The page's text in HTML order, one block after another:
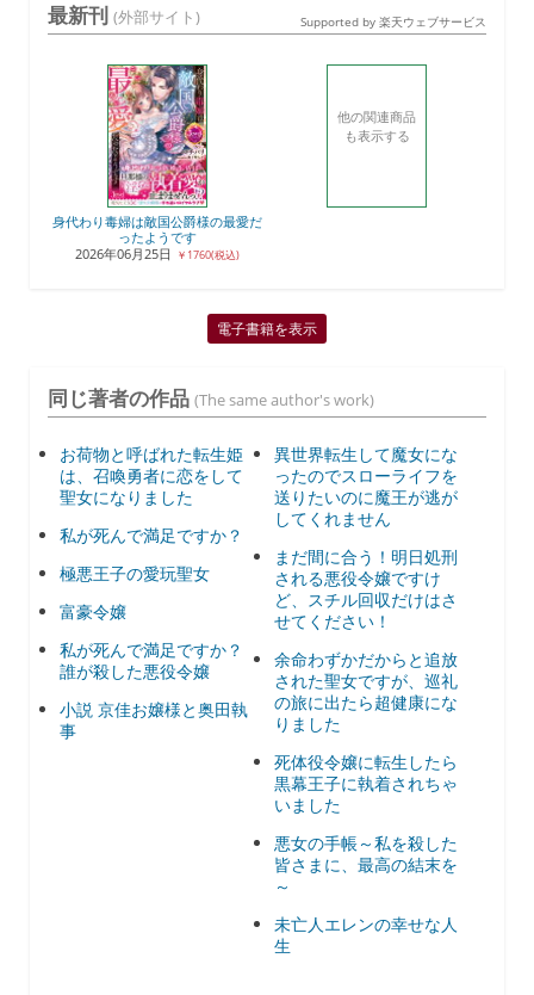
最新刊 (外部サイト) Supported by 楽天ウェブサービス
身代わり毒婦は敵国公爵様の最愛だ
ったようです
2026年06月25日
￥1760(税込)
他の関連商品
も表示する
電子書籍を表示
同じ著者の作品 (The same author's work)
お荷物と呼ばれた転生姫
は、召喚勇者に恋をして
聖女になりました
私が死んで満足ですか？
極悪王子の愛玩聖女
富豪令嬢
私が死んで満足ですか？
誰が殺した悪役令嬢
小説 京佳お嬢様と奥田執
事
異世界転生して魔女にな
ったのでスローライフを
送りたいのに魔王が逃が
してくれません
まだ間に合う！明日処刑
される悪役令嬢ですけ
ど、スチル回収だけはさ
せてください！
余命わずかだからと追放
された聖女ですが、巡礼
の旅に出たら超健康にな
りました
死体役令嬢に転生したら
黒幕王子に執着されちゃ
いました
悪女の手帳～私を殺した
皆さまに、最高の結末を
～
未亡人エレンの幸せな人
生